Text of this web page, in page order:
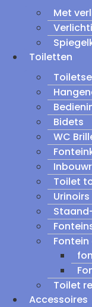
Met
Toiletten
Bidets
WC
Toilet
Urinoirs
Toilet
Accessoires